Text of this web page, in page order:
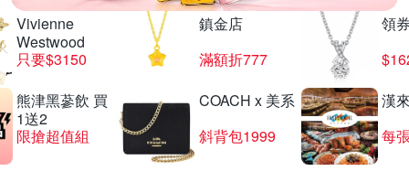
Vivienne
Westwood
只要$3150
鎮金店
滿額折777
領
熊津黑蔘飲 買
1送2
限搶超值組
COACH x 美系
斜背包1999
漢
每